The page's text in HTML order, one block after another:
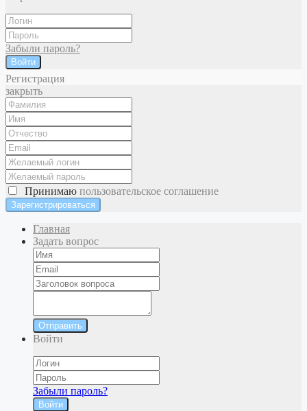
Забыли пароль?
Войти
Регистрация
закрыть
Принимаю пользовательское соглашение
Главная
Задать вопрос
Отправить
Войти
Забыли пароль?
Войти